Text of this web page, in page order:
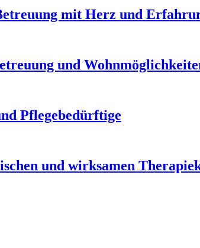
mit Herz und
und
Pflegebedürftige
und wirksamen